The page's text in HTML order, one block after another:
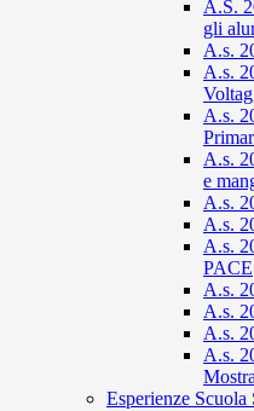
A.S.
gli
A.s.
A.s.
A.s.
A.s.
e
A.s.
A.s.
A.s.
PACE
A.s.
A.s.
A.s.
A.s.
Esperienze